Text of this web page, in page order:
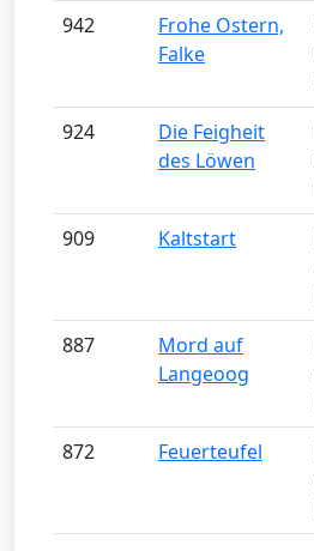
942
Frohe Ostern,
Falke
924
Die Feigheit
des Löwen
909 Kaltstart
887
Mord auf
Langeoog
872 Feuerteufel